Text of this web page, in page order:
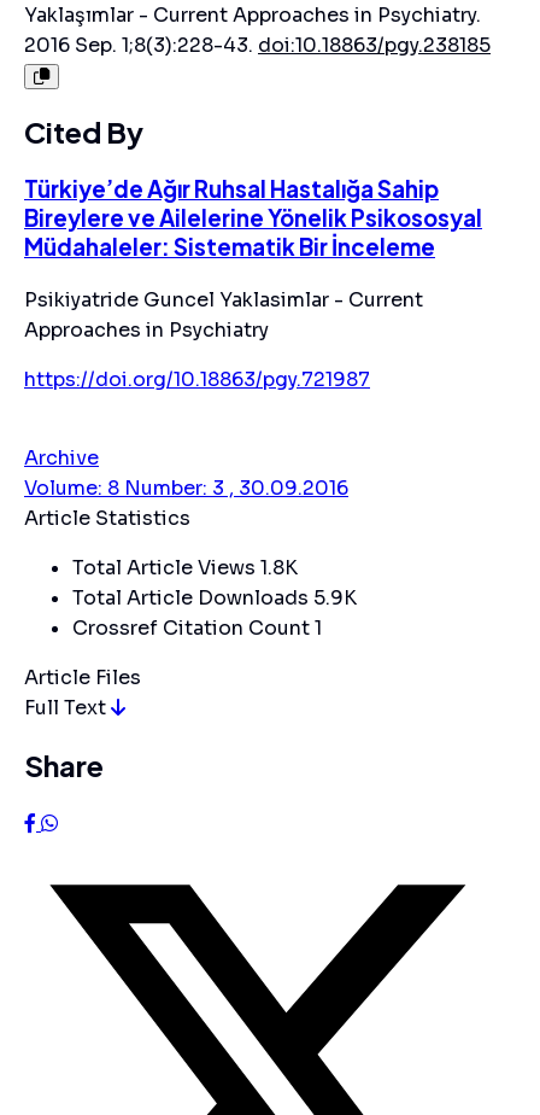
Yaklaşımlar - Current Approaches in Psychiatry.
2016 Sep. 1;8(3):228-43. doi:10.18863/pgy.238185
Cited By
Türkiye’de Ağır Ruhsal Hastalığa Sahip
Bireylere ve Ailelerine Yönelik Psikososyal
Müdahaleler: Sistematik Bir İnceleme
Psikiyatride Guncel Yaklasimlar - Current
Approaches in Psychiatry
https://doi.org/10.18863/pgy.721987
Archive
Volume: 8 Number: 3 , 30.09.2016
Article Statistics
Total Article Views 1.8K
Total Article Downloads 5.9K
Crossref Citation Count1
Article Files
Full Text
Share